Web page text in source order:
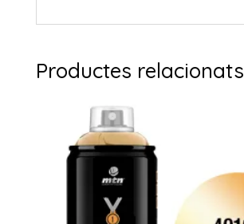
Productes relacionats